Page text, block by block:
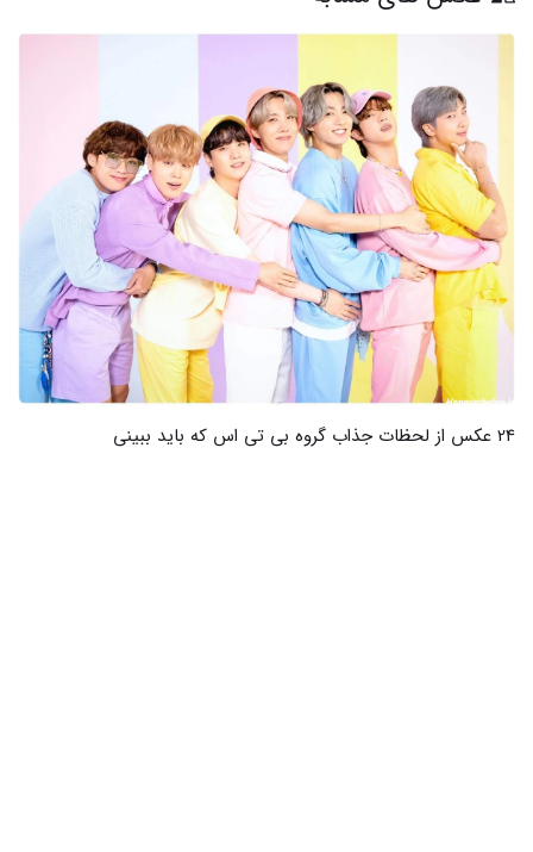
24 عکس از لحظات جذاب گروه بی تی اس که باید ببینی